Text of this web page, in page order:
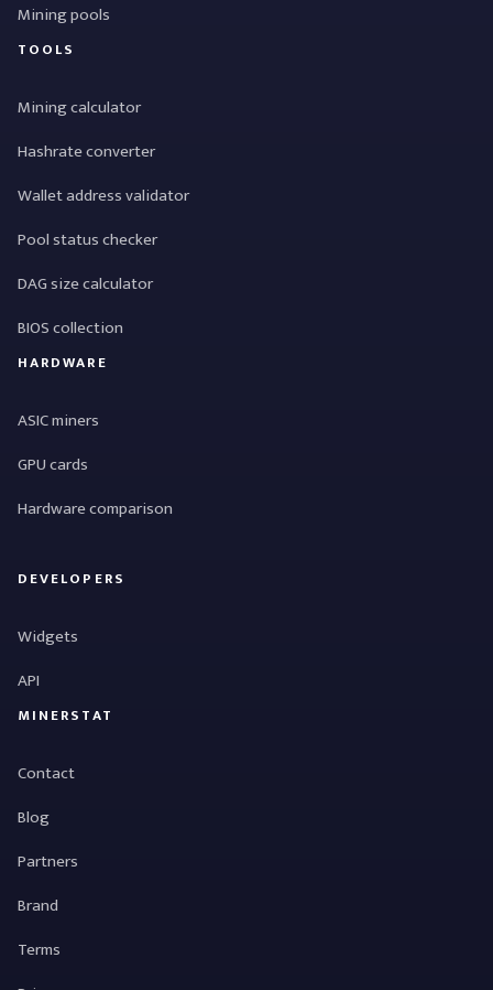
Mining pools
TOOLS
Mining calculator
Hashrate converter
Wallet address validator
Pool status checker
DAG size calculator
BIOS collection
HARDWARE
ASIC miners
GPU cards
Hardware comparison
DEVELOPERS
Widgets
API
MINERSTAT
Contact
Blog
Partners
Brand
Terms